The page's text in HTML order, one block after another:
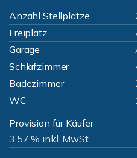
Anzahl Stellplätze
Freiplatz
Garage
Schlafzimmer
Badezimmer
WC
Provision für Käufer
3,57 % inkl. MwSt.